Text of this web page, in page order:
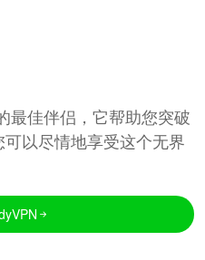
最佳伴侣，它帮助您突破
以尽情地享受这个无界